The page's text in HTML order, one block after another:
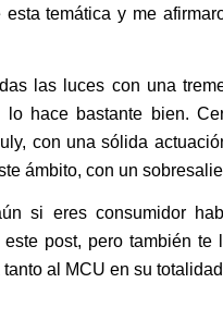
temática y me
las luces con una
lo hace bastante bien.
con una sólida
ámbito, con un
si eres consumidor
post, pero también
al MCU en su